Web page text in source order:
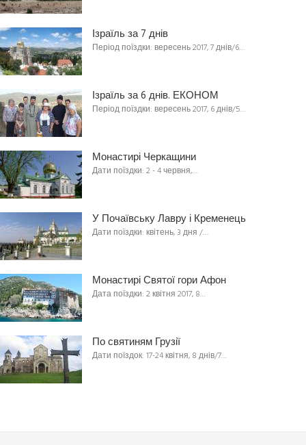
Ізраїль за 7 днів
Період поїздки: вересень 2017, 7 днів/6…
Ізраїль за 6 днів. ЕКОНОМ
Період поїздки: вересень 2017, 6 днів/5…
Монастирі Черкащини
Дати поїздки: 2 - 4 червня,…
У Почаївську Лавру і Кременець
Дати поїздки: квітень, 3 дня /…
Монастирі Святої гори Афон
Дата поїздки: 2 квітня 2017, 8…
По святиням Грузії
Дати поїздок: 17-24 квітня, 8 днів/7…